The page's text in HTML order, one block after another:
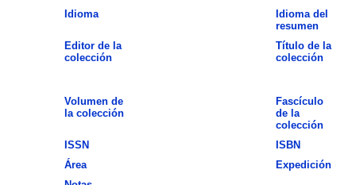
Idioma
Idioma del
resumen
Editor de la
colección
Título de la
colección
Volumen de
la colección
Fascículo
de la
colección
ISSN ISBN
Área
Expedición